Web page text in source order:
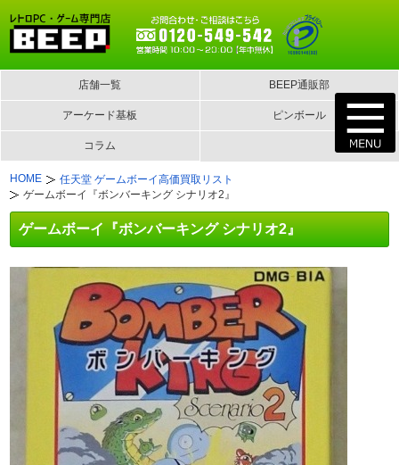
店舗一覧 BEEP通販部
アーケード基板 ピンボール
コラム
HOME
任天堂 ゲームボーイ高価買取リスト
ゲームボーイ『ボンバーキング シナリオ2』
ゲームボーイ『ボンバーキング シナリオ2』